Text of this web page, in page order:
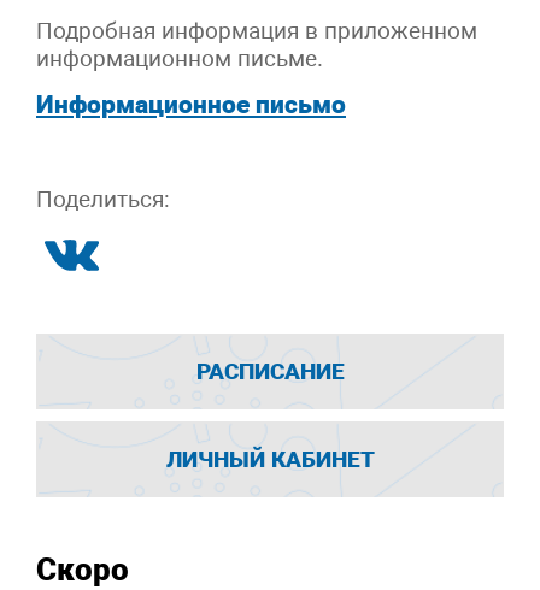
Подробная информация в приложенном
информационном письме.
Информационное письмо
Поделиться:
РАСПИСАНИЕ
ЛИЧНЫЙ КАБИНЕТ
Скоро